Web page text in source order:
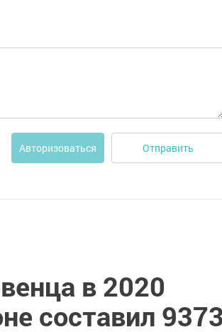
Авторизоваться Отправить
в 2020
составил